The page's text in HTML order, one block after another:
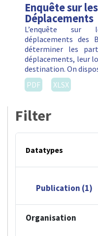
Enquête sur
Déplacements
L’enquête sur
déplacements des
déterminer les
déplacements, leur
destination. On
PDF
XLSX
Filter
Datatypes
Publication (1)
Organisation